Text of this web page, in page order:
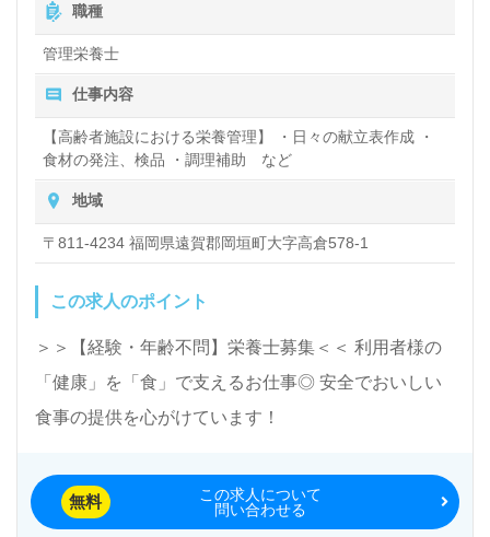
用者様の健康状態、栄養バランスを考えた献立の考
案、提供を行いたい』『毎日のお食事からご利用者様
の笑顔を増やしたい、資格/経験を活かしたい』『専
門知識、技術を深めたい』『転職で環境を変えて仕事
をしたい』等の方も大歓迎です！募集詳細等、担当コ
ンサルタントよりご案内します。お問い合わせも遠慮
なくお願いします。
医療/福祉業界の正社員/パート求人探しは【ウィルオ
LINE、メール、お電話などご希望に応じてお問い合
わせ/ご相談可能です。転職相談、求人紹介、年収交
公開求人も取扱いあり！＞"転職支援"のプロと一緒に
職種
管理栄養士
仕事内容
【高齢者施設における栄養管理】 ・日々の献立表作成 ・
食材の発注、検品 ・調理補助 など
地域
〒811-4234 福岡県遠賀郡岡垣町大字高倉578-1
この求人のポイント
＞＞【経験・年齢不問】栄養士募集＜＜ 利用者様の
「健康」を「食」で支えるお仕事◎ 安全でおいしい
食事の提供を心がけています！
無料
この求人について
問い合わせる